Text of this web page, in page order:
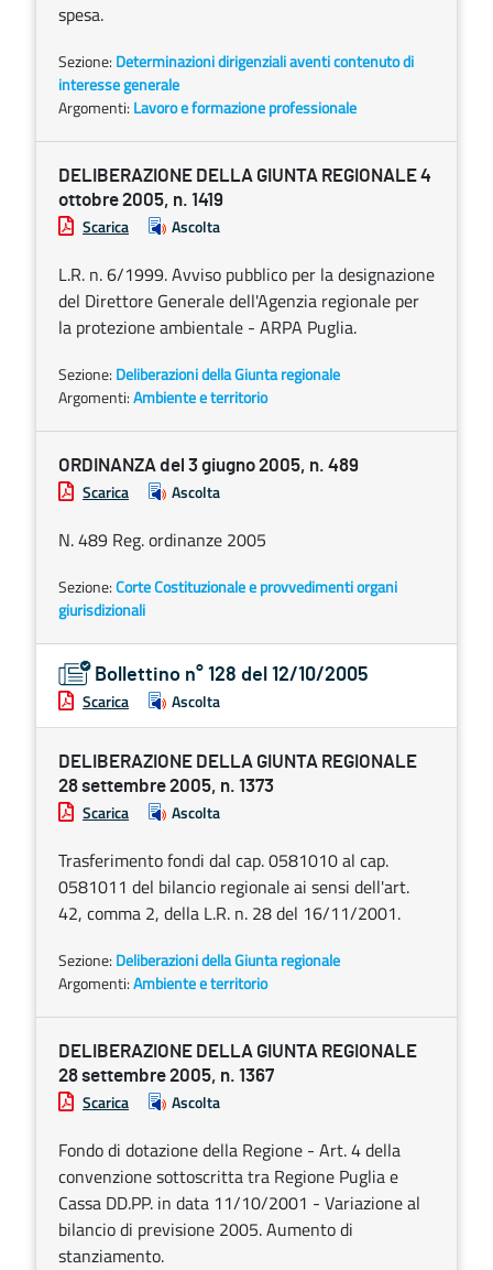
spesa.
Sezione: Determinazioni dirigenziali aventi contenuto di
interesse generale
Argomenti: Lavoro e formazione professionale
DELIBERAZIONE DELLA GIUNTA REGIONALE 4
ottobre 2005, n. 1419
Scarica Ascolta
L.R. n. 6/1999. Avviso pubblico per la designazione
del Direttore Generale dell'Agenzia regionale per
la protezione ambientale - ARPA Puglia.
Sezione: Deliberazioni della Giunta regionale
Argomenti:Ambiente e territorio
ORDINANZA del 3 giugno 2005, n. 489
Scarica Ascolta
N. 489 Reg. ordinanze 2005
Sezione:Corte Costituzionale e provvedimenti organi
giurisdizionali
Bollettino n° 128 del 12/10/2005
Scarica Ascolta
DELIBERAZIONE DELLA GIUNTA REGIONALE
28 settembre 2005, n. 1373
Scarica Ascolta
Trasferimento fondi dal cap. 0581010 al cap.
0581011 del bilancio regionale ai sensi dell'art.
42, comma 2, della L.R. n. 28 del 16/11/2001.
Sezione: Deliberazioni della Giunta regionale
Argomenti:Ambiente e territorio
DELIBERAZIONE DELLA GIUNTA REGIONALE
28 settembre 2005, n. 1367
Scarica Ascolta
Fondo di dotazione della Regione - Art. 4 della
convenzione sottoscritta tra Regione Puglia e
Cassa DD.PP. in data 11/10/2001 - Variazione al
bilancio di previsione 2005. Aumento di
stanziamento.